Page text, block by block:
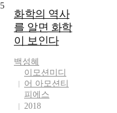
5
화학의 역사
를 알면 화학
이 보인다
백성혜
이모션미디
어 아모션티
피에스
2018